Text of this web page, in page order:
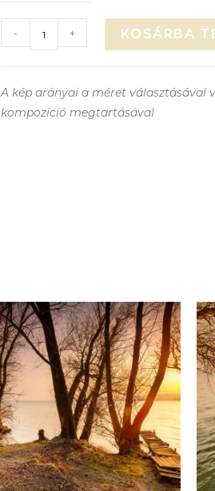
- + KOSÁRBA
A kép arányai a méret
kompozíció megtartásával